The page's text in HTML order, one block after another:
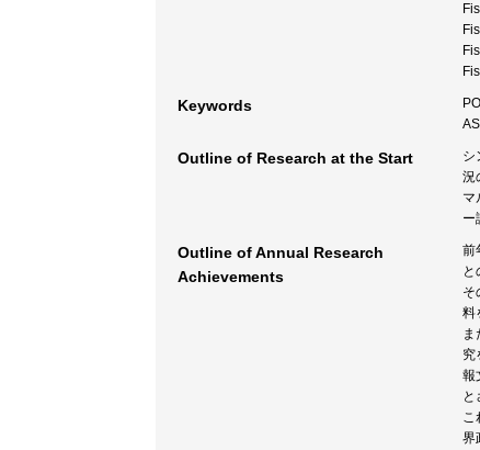
Keywords
Outline of Research at the Start
シ
況
マ
ー
Outline of Annual Research
Achievements
前
と
そ
料
究
報
と
こ
界